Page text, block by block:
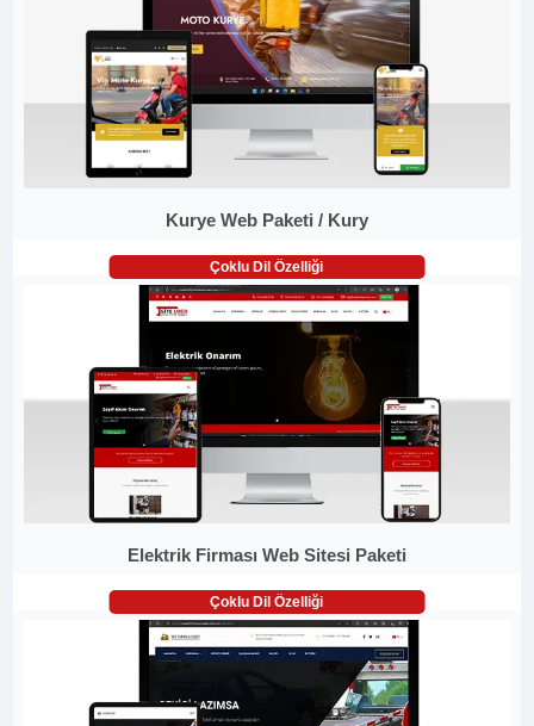
Kurye Web Paketi / Kury
Çoklu Dil Özelliği
Elektrik Firması Web Sitesi Paketi
Çoklu Dil Özelliği